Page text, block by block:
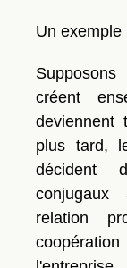
Un exemple
créent
deviennent
plus tard,
décident
conjugaux
relation